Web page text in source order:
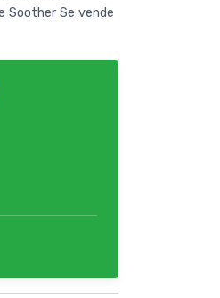
Se vende